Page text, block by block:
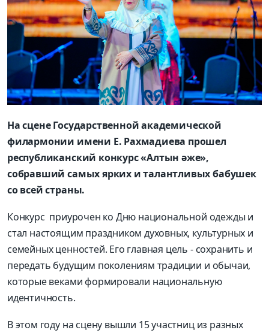
На сцене Государственнойакадемической
филармонии имени Е. Рахмадиева прошел
республиканский конкурс «Алтын әже»,
собравший самых ярких и талантливых бабушек
со всей страны.
Конкурс приурочен ко Дню национальной одежды и
стал настоящим праздником духовных, культурных и
семейных ценностей. Его главная цель - сохранить и
передать будущим поколениям традиции и обычаи,
которые веками формировали национальную
идентичность.
В этом году на сцену вышли 15 участниц из разных